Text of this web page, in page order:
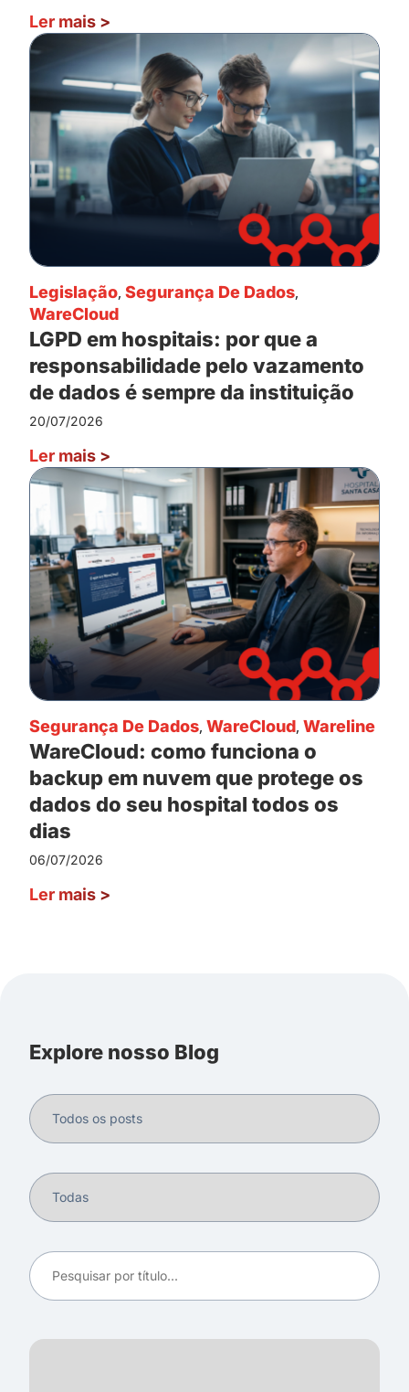
Ler mais >
Legislação, Segurança De Dados,
WareCloud
LGPD em hospitais: por que a
responsabilidade pelo vazamento
de dados é sempre da instituição
20/07/2026
Ler mais >
Segurança De Dados, WareCloud, Wareline
WareCloud: como funciona o
backup em nuvem que protege os
dados do seu hospital todos os
dias
06/07/2026
Ler mais >
Explore nosso Blog